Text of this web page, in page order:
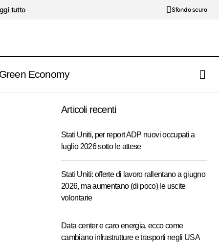
tutto Sfondo scuro
Economy
record e investitori "intolleranti" alle
delusioni
Articoli recenti
Stati Uniti, per report ADP nuovi occupati a
luglio 2026 sotto le attese
Stati Uniti: offerte di lavoro rallentano a giugno
2026, ma aumentano (di poco) le uscite
volontarie
Data center e caro energia, ecco come
cambiano infrastrutture e trasporti negli USA